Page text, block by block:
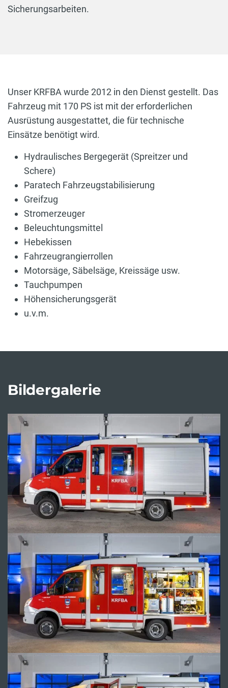
Sicherungsarbeiten.
Unser KRFBA wurde 2012 in den Dienst gestellt. Das
Fahrzeug mit 170 PS ist mit der erforderlichen
Ausrüstung ausgestattet, die für technische
Einsätze benötigt wird.
Hydraulisches Bergegerät (Spreitzer und
Schere)
Paratech Fahrzeugstabilisierung
Greifzug
Stromerzeuger
Beleuchtungsmittel
Hebekissen
Fahrzeugrangierrollen
Motorsäge, Säbelsäge, Kreissäge usw.
Tauchpumpen
Höhensicherungsgerät
u.v.m.
Bildergalerie